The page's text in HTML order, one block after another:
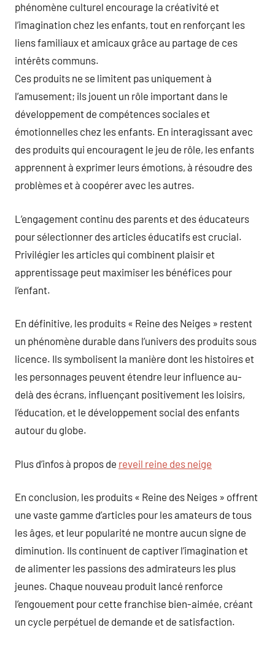
phénomène culturel encourage la créativité et
l’imagination chez les enfants, tout en renforçant les
liens familiaux et amicaux grâce au partage de ces
intérêts communs.
Ces produits ne se limitent pas uniquement à
l’amusement; ils jouent un rôle important dans le
développement de compétences sociales et
émotionnelles chez les enfants. En interagissant avec
des produits qui encouragent le jeu de rôle, les enfants
apprennent à exprimer leurs émotions, à résoudre des
problèmes et à coopérer avec les autres.
L’engagement continu des parents et des éducateurs
pour sélectionner des articles éducatifs est crucial.
Privilégier les articles qui combinent plaisir et
apprentissage peut maximiser les bénéfices pour
l’enfant.
En définitive, les produits « Reine des Neiges » restent
un phénomène durable dans l’univers des produits sous
licence. Ils symbolisent la manière dont les histoires et
les personnages peuvent étendre leur influence au-
delà des écrans, influençant positivement les loisirs,
l’éducation, et le développement social des enfants
autour du globe.
Plus d’infos à propos de reveil reine des neige
En conclusion, les produits « Reine des Neiges » offrent
une vaste gamme d’articles pour les amateurs de tous
les âges, et leur popularité ne montre aucun signe de
diminution. Ils continuent de captiver l’imagination et
de alimenter les passions des admirateurs les plus
jeunes. Chaque nouveau produit lancé renforce
l’engouement pour cette franchise bien-aimée, créant
un cycle perpétuel de demande et de satisfaction.